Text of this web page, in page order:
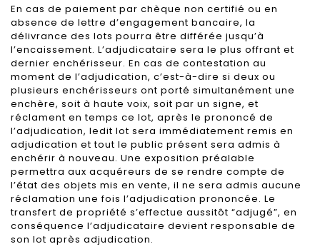
En cas de paiement par chèque non certifié ou en
absence de lettre d’engagement bancaire, la
délivrance des lots pourra être différée jusqu’à
l’encaissement. L’adjudicataire sera le plus offrant et
dernier enchérisseur. En cas de contestation au
moment de l’adjudication, c’est-à-dire si deux ou
plusieurs enchérisseurs ont porté simultanément une
enchère, soit à haute voix, soit par un signe, et
réclament en temps ce lot, après le prononcé de
l’adjudication, ledit lot sera immédiatement remis en
adjudication et tout le public présent sera admis à
enchérir à nouveau. Une exposition préalable
permettra aux acquéreurs de se rendre compte de
l’état des objets mis en vente, il ne sera admis aucune
réclamation une fois l’adjudication prononcée. Le
transfert de propriété s’effectue aussitôt “adjugé”, en
conséquence l’adjudicataire devient responsable de
son lot après adjudication.